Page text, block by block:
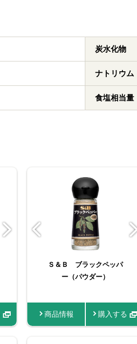
炭水化物
ナトリウム
食塩相当量
おろし生にんにく
商品情報 購入する
Ｓ＆Ｂ ブラックペッパ
ー（パウダー）
商品情報 購入する
（苗） パクチー
商品情報